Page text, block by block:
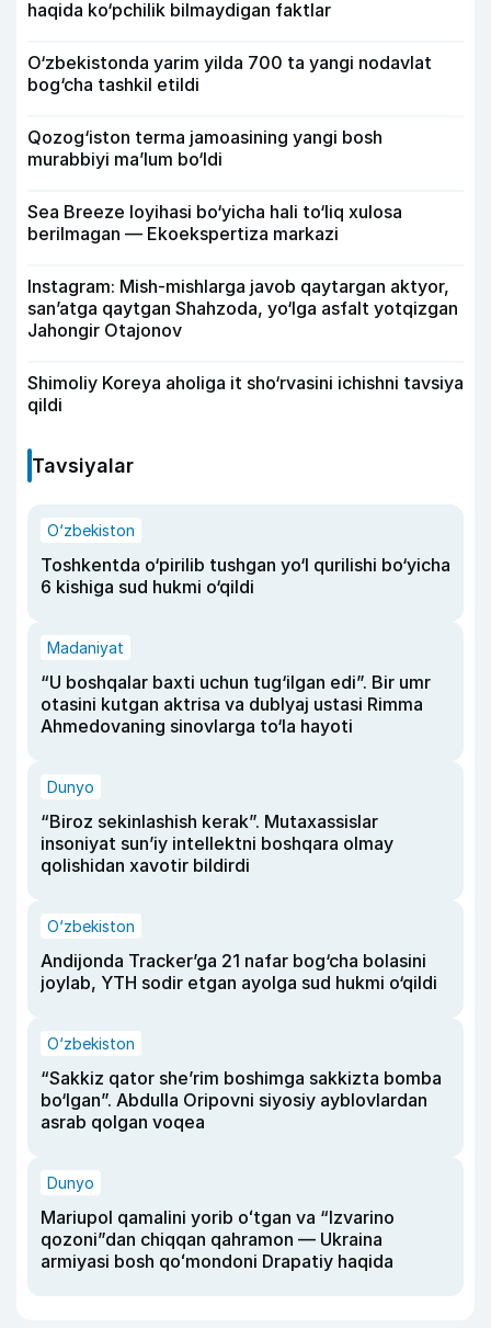
haqida ko‘pchilik bilmaydigan faktlar
O‘zbekistonda yarim yilda 700 ta yangi nodavlat
bog‘cha tashkil etildi
Qozog‘iston terma jamoasining yangi bosh
murabbiyi ma’lum bo‘ldi
Sea Breeze loyihasi bo‘yicha hali to‘liq xulosa
berilmagan — Ekoekspertiza markazi
Instagram: Mish-mishlarga javob qaytargan aktyor,
san’atga qaytgan Shahzoda, yo‘lga asfalt yotqizgan
Jahongir Otajonov
Shimoliy Koreya aholiga it sho‘rvasini ichishni tavsiya
qildi
Tavsiyalar
O‘zbekiston
Toshkentda o‘pirilib tushgan yo‘l qurilishi bo‘yicha
6 kishiga sud hukmi o‘qildi
Madaniyat
“U boshqalar baxti uchun tug‘ilgan edi”. Bir umr
otasini kutgan aktrisa va dublyaj ustasi Rimma
Ahmedovaning sinovlarga to‘la hayoti
Dunyo
“Biroz sekinlashish kerak”. Mutaxassislar
insoniyat sun’iy intellektni boshqara olmay
qolishidan xavotir bildirdi
O‘zbekiston
Andijonda Tracker’ga 21 nafar bog‘cha bolasini
joylab, YTH sodir etgan ayolga sud hukmi o‘qildi
O‘zbekiston
“Sakkiz qator she’rim boshimga sakkizta bomba
bo‘lgan”. Abdulla Oripovni siyosiy ayblovlardan
asrab qolgan voqea
Dunyo
Mariupol qamalini yorib oʻtgan va “Izvarino
qozoni”dan chiqqan qahramon — Ukraina
armiyasi bosh qoʻmondoni Drapatiy haqida